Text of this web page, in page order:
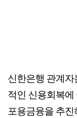
신한은행 관계자
적인 신용회복
포용금융을 추